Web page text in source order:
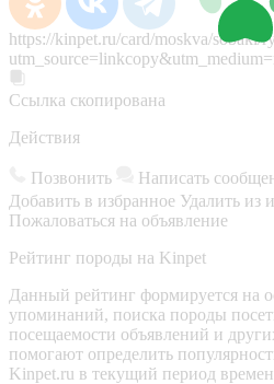
https://kinpet.ru/card/moskva/sobaki/
Ссылка скопирована
Действия
Позвонить Написать
Добавить в избранное Удалить из
Пожаловаться на объявление
Рейтинг породы на Kinpet
Данный рейтинг формируется на
упоминаний, поиска породы
посещаемости объявлений и
помогают определить
Kinpet.ru в текущий период